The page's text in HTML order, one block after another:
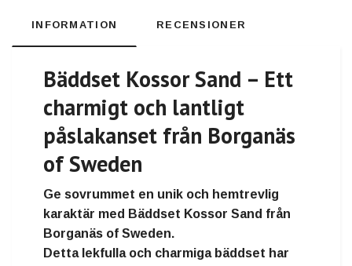
INFORMATION RECENSIONER
Bäddset Kossor Sand – Ett
charmigt och lantligt
påslakanset från Borganäs
of Sweden
Ge sovrummet en unik och hemtrevlig
karaktär med Bäddset Kossor Sand från
Borganäs of Sweden.
Detta lekfulla och charmiga bäddset har